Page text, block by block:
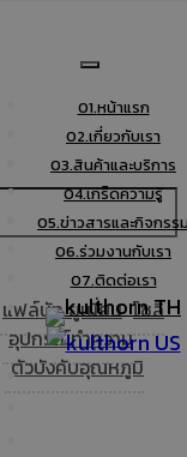
01.หน้าแรก
02.เกี่ยวกับเรา
03.สินค้าและบริการ
04.เกร็ดความรู้
05.ข่าวสารและกิจกรร
06.ร่วมงานกับเรา
07.ติดต่อเรา
TH
US
แฟล์นัท ยูเนี่ยน โซลิ
อุปกรณ์ทำความ
ตัวบังคับอุณหภูมิ